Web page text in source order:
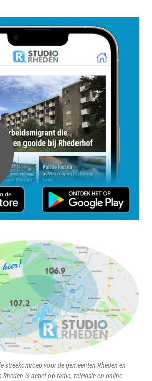
streekomroep voor de gemeenten Rheden en
Rheden is actief op radio, televisie en online.